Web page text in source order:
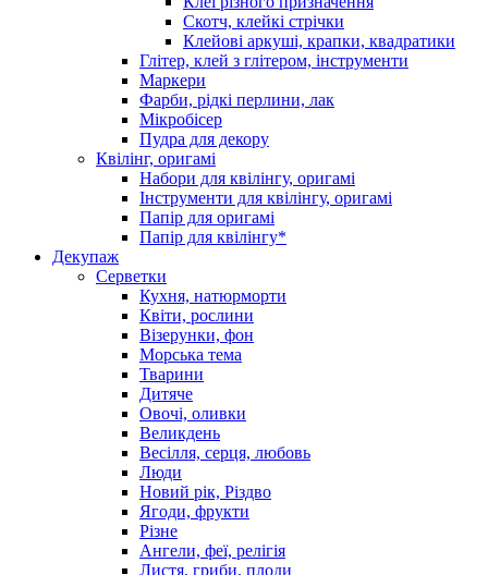
Скотч, клейкі стрічки
Клейові аркуші, крапки, квадратики
Глітер, клей з глітером, інструменти
Маркери
Фарби, рідкі перлини, лак
Мікробісер
Пудра для декору
Квілінг, оригамі
Набори для квілінгу, оригамі
Інструменти для квілінгу, оригамі
Папір для оригамі
Папір для квілінгу*
Декупаж
Серветки
Кухня, натюрморти
Квіти, рослини
Візерунки, фон
Морська тема
Тварини
Дитяче
Овочі, оливки
Великдень
Весілля, серця, любовь
Люди
Новий рік, Різдво
Ягоди, фрукти
Різне
Ангели, феї, релігія
Листя, гриби, плоди